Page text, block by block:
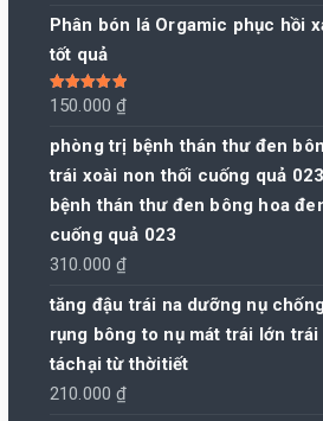
Phân bón lá Orgamic phục hồi
tốt quả
Được xếp
hạng 5.00 5
150.000₫
phòng trị bệnh thán thư đen
trái xoài non thối cuống quả
bệnh thán thư đen bông hoa
cuống quả 023
310.000₫
tăng đậu trái na dưỡng nụ
rụng bông to nụ mát trái lớn trái
táchại từ thờitiết
210.000₫